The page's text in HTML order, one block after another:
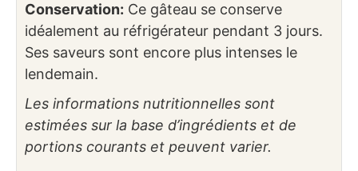
Conservation: Ce gâteau se conserve
idéalement au réfrigérateur pendant 3 jours.
Ses saveurs sont encore plus intenses le
lendemain.
Les informations nutritionnelles sont
estimées sur la base d’ingrédients et de
portions courants et peuvent varier.